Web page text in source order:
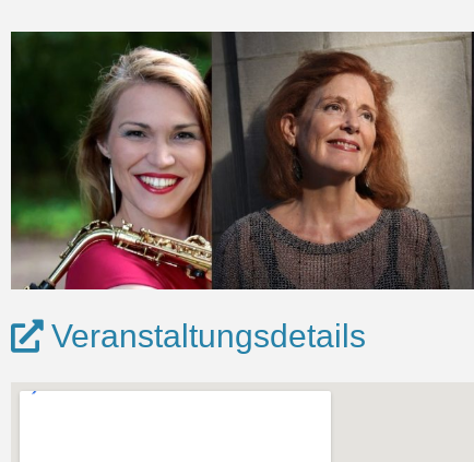
Veranstaltungsdetails